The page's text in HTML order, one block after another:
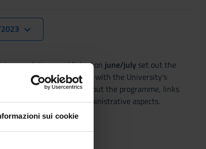
sui cookie
regulations, published on june/july set out the
degree programme, in line with the University’s
general information about the programme, links
and specifies the administrative aspects.